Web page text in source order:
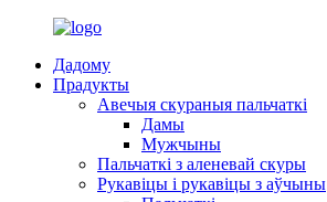
Дадому
Прадукты
Авечыя скураныя пальчаткі
Дамы
Мужчыны
Пальчаткі з аленевай скуры
Рукавіцы і рукавіцы з аўчыны